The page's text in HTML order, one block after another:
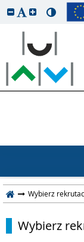
Wybierz
Wybierz